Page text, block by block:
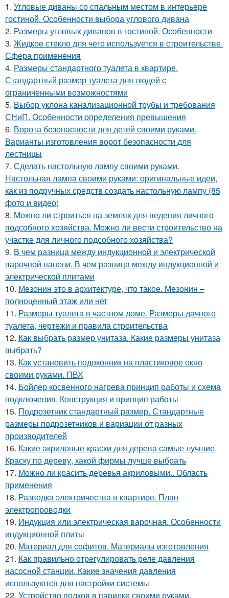
1. Угловые диваны со спальным местом в интерьере
гостиной. Особенности выбора углового дивана
2. Размеры угловых диванов в гостиной. Особенности
3. Жидкое стекло для чего используется в строительстве.
Сфера применения
4. Размеры стандартного туалета в квартире.
Стандартный размер туалета для людей с
ограниченными возможностями
5. Выбор уклона канализационной трубы и требования
СНиП. Особенности определения превышения
6. Ворота безопасности для детей своими руками.
Варианты изготовления ворот безопасности для
лестницы
7. Сделать настольную лампу своими руками.
Настольная лампа своими руками: оригинальные идеи,
как из подручных средств создать настольную лампу (85
фото и видео)
8. Можно ли строиться на землях для ведения личного
подсобного хозяйства. Можно ли вести строительство на
участке для личного подсобного хозяйства?
9. В чем разница между индукционной и электрической
варочной панели. В чем разница между индукционной и
электрической плитами
10. Мезонин это в архитектуре, что такое. Мезонин –
полноценный этаж или нет
11. Размеры туалета в частном доме. Размеры дачного
туалета, чертежи и правила строительства
12. Как выбрать размер унитаза. Какие размеры унитаза
выбрать?
13. Как установить подоконник на пластиковое окно
своими руками. ПВХ
14. Бойлер косвенного нагрева принцип работы и схема
подключения. Конструкция и принцип работы
15. Подрозетник стандартный размер. Стандартные
размеры подрозетников и вариации от разных
производителей
16. Какие акриловые краски для дерева самые лучшие.
Краску по дереву, какой фирмы лучше выбрать
17. Можно ли красить деревья акриловыми.. Область
применения
18. Разводка электричества в квартире. План
электропроводки
19. Индукция или электрическая варочная. Особенности
индукционной плиты
20. Материал для софитов. Материалы изготовления
21. Как правильно отрегулировать реле давления
насосной станции. Какие значения давления
используются для настройки системы
22. Устройство полков в парилке своими руками.